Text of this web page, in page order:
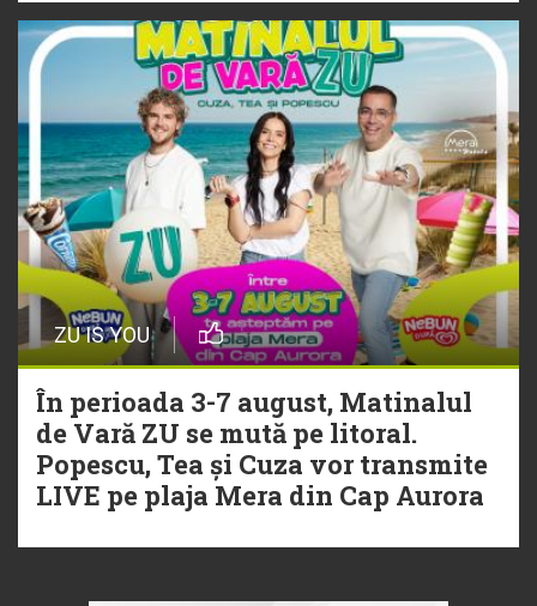
ZU IS YOU
În perioada 3-7 august, Matinalul
de Vară ZU se mută pe litoral.
Popescu, Tea și Cuza vor transmite
LIVE pe plaja Mera din Cap Aurora